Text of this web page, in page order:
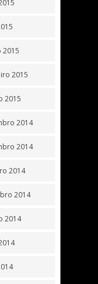
2015
2015
2015
2014
2014
2014
2014
2014